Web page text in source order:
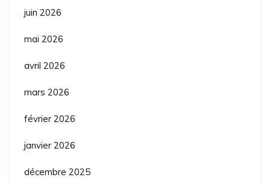
juin 2026
mai 2026
avril 2026
mars 2026
février 2026
janvier 2026
décembre 2025